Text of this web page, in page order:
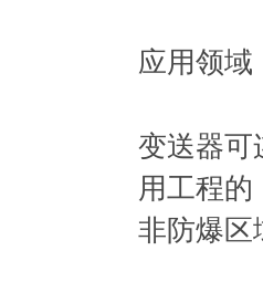
应用领域
变送器可
用工程的
非防爆区